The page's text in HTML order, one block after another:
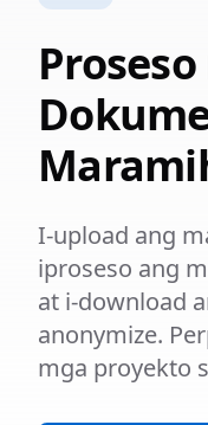
I-upload ang
iproseso ang
at i-download
anonymize.
mga proyekto